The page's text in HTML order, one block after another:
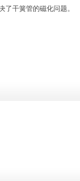
干簧管的磁化问题。